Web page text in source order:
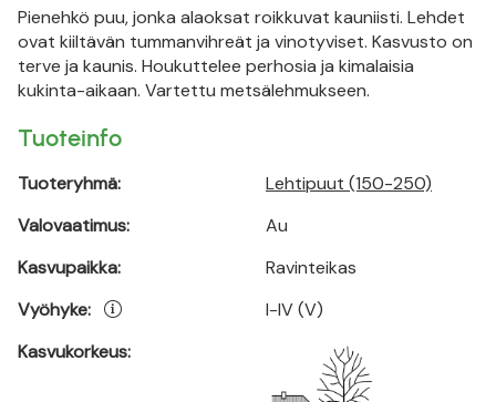
Pienehkö puu, jonka alaoksat roikkuvat kauniisti. Lehdet
ovat kiiltävän tummanvihreät ja vinotyviset. Kasvusto on
terve ja kaunis. Houkuttelee perhosia ja kimalaisia
kukinta-aikaan. Vartettu metsälehmukseen.
Tuoteinfo
Tuoteryhmä:
Valovaatimus:
Kasvupaikka:
Vyöhyke:
Kasvukorkeus:
Lehtipuut (150-250)
Au
Ravinteikas
I-IV (V)